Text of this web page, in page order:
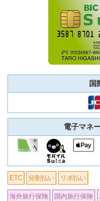
国
電子マネ
ETC 分割払い リボ払い
海外旅行保険 国内旅行保険